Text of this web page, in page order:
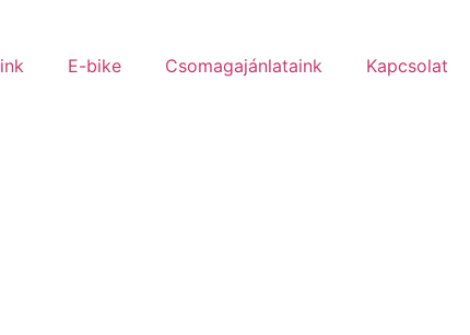
E-bike Csomagajánlataink Kapcsolat